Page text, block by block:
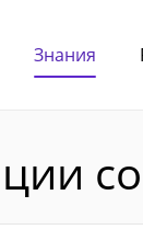
Знания